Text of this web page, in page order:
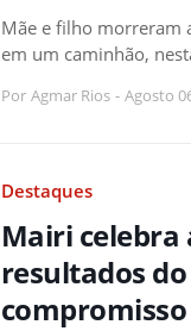
Mãe e filho morreram
em um caminhão,
Por Agmar Rios - Agosto
Destaques
Mairi celebra
resultados do